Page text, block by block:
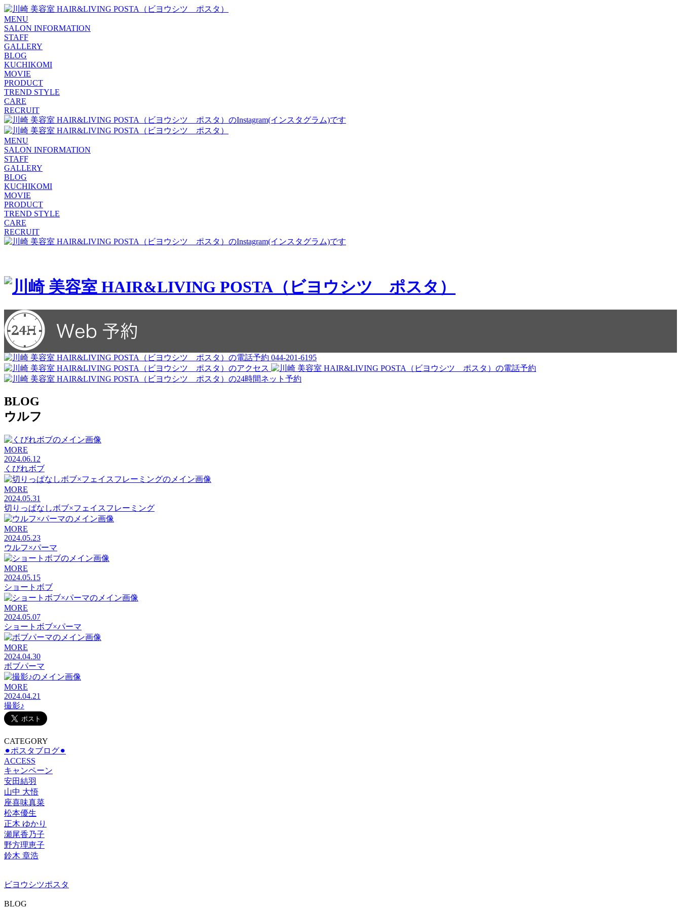
MENU
SALON INFORMATION
STAFF
GALLERY
BLOG
KUCHIKOMI
MOVIE
PRODUCT
TREND STYLE
CARE
RECRUIT
MENU
SALON INFORMATION
STAFF
GALLERY
BLOG
KUCHIKOMI
MOVIE
PRODUCT
TREND STYLE
CARE
RECRUIT
044-201-6195
BLOG
ウルフ
MORE
2024.06.12
くびれボブ
MORE
2024.05.31
切りっぱなしボブ×フェイスフレーミング
MORE
2024.05.23
ウルフ×パーマ
MORE
2024.05.15
ショートボブ
MORE
2024.05.07
ショートボブ×パーマ
MORE
2024.04.30
ボブパーマ
MORE
2024.04.21
撮影♪
CATEGORY
⚫︎ポスタブログ⚫︎
ACCESS
キャンペーン
安田結羽
山中 大悟
座喜味真菜
松本優生
正木 ゆかり
瀬尾香乃子
野方理恵子
鈴木 章浩
ビヨウシツポスタ
BLOG